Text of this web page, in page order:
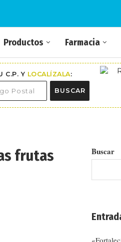
Productos Farmacia
C.P. Y LOCALÍZALA:
BUSCAR
frutas
Buscar